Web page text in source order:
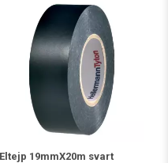
Eltejp 19mmX20m svart